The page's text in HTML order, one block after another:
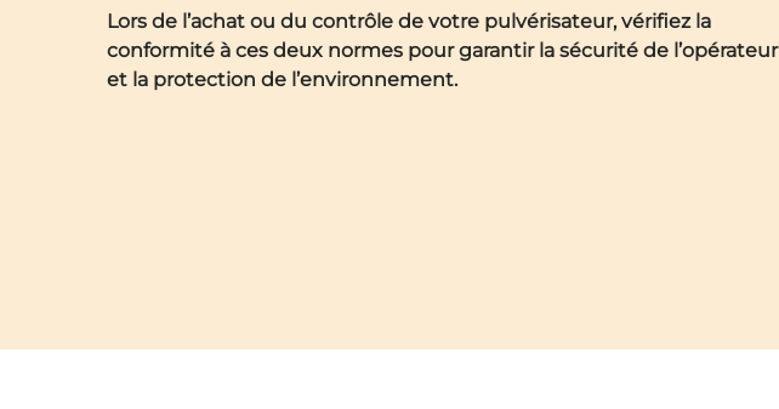
Lors de l’achat ou du contrôle de votre pulvérisateur, vérifiez la
conformité à ces deux normes pour garantir la sécurité de l’opérateur
et la protection de l’environnement.